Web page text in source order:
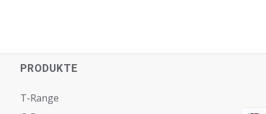
PRODUKTE
T-Range